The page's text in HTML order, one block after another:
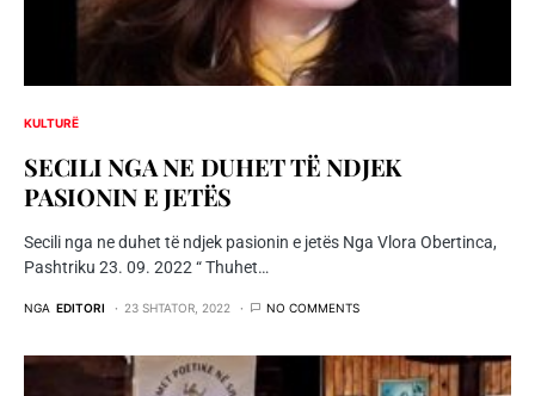
KULTURË
SECILI NGA NE DUHET TË NDJEK
PASIONIN E JETËS
Secili nga ne duhet të ndjek pasionin e jetës Nga Vlora Obertinca,
Pashtriku 23. 09. 2022 “ Thuhet…
NGA EDITORI 23 SHTATOR, 2022 NO COMMENTS